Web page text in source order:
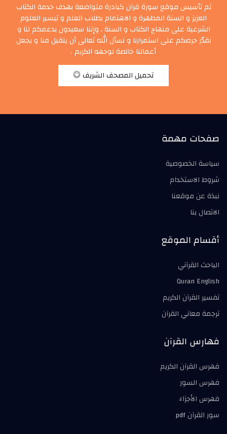
تم تأسيس موقع سورة قرآن كبادرة متواضعة بهدف خدمة الكتاب
العزيز و السنة المطهرة و الاهتمام بطلاب العلم و تيسير العلوم
الشرعية على منهاج الكتاب و السنة , وإننا سعيدون بدعمكم لنا و
نقدّر حرصكم على استمرارنا و نسأل الله تعالى أن يتقبل منا و يجعل
أعمالنا خالصة لوجهه الكريم .
تحميل المصحف الشريف
صفحات مهمة
سياسة الخصوصية
شروط الاستخدام
نبذة عن موقعنا
الاتصال بنا
أقسام الموقع
الباحث القرآني
Quran English
تفسير القرآن الكريم
ترجمة معاني القرآن
فهارس القرآن
فهرس القرآن الكريم
فهرس السور
فهرس الأجزاء
سور القرآن pdf